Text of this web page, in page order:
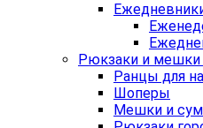
Рюкзаки и мешки
Ранцы для
Шоперы
Мешки и